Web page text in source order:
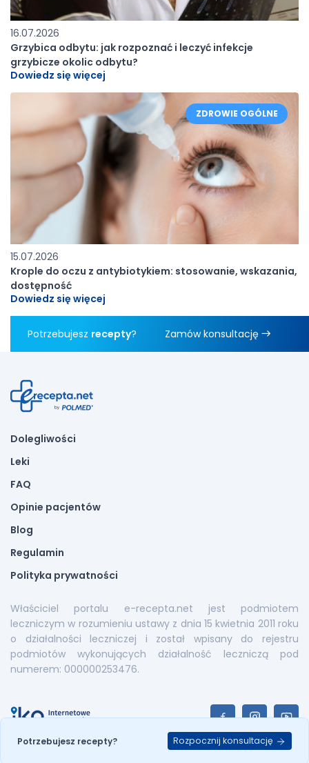
Potrzebujesz recepty? Rozpocznij konsultację
16.07.2026
Grzybica odbytu: jak rozpoznać i leczyć infekcje
grzybicze okolic odbytu?
Dowiedz się więcej
15.07.2026
Krople do oczu z antybiotykiem: stosowanie, wskazania,
dostępność
Dowiedz się więcej
ZDROWIE OGÓLNE
Potrzebujesz recepty? Zamów konsultację
Dolegliwości
Leki
FAQ
Opinie pacjentów
Blog
Regulamin
Polityka prywatności
Właściciel portalu e-recepta.net jest podmiotem
leczniczym w rozumieniu ustawy z dnia 15 kwietnia 2011 roku
o działalności leczniczej i został wpisany do rejestru
podmiotów wykonujących działalność leczniczą pod
numerem: 000000253476.
E-recepta.net © 2026. All Rights Reserved |Mapa serwisu